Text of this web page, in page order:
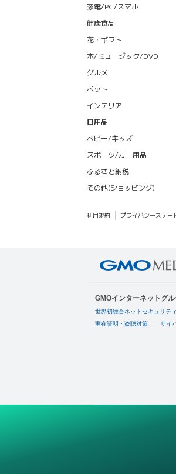
家電/PC/スマホ
健康食品
花・ギフト
本/ミュージック/DVD
グルメ
ペット
インテリア
日用品
ベビー/キッズ
スポーツ/カー用品
ふるさと納税
その他(ショッピング)
利用規約 プライバシーステー
GMOインターネットグ
世界初総合ネットセキュリテ
実在証明・盗聴対策 サイ